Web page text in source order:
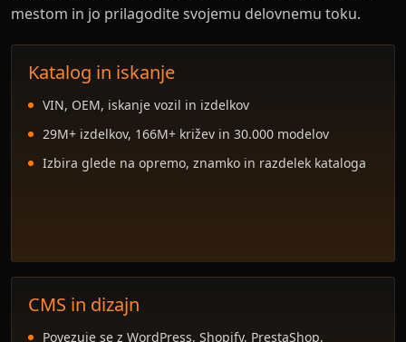
mestom in jo prilagodite svojemu delovnemu toku.
Katalog in iskanje
VIN, OEM, iskanje vozil in izdelkov
29M+ izdelkov, 166M+ križev in 30.000 modelov
Izbira glede na opremo, znamko in razdelek kataloga
CMS in dizajn
Povezuje se z WordPress, Shopify, PrestaShop,